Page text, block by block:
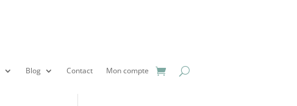
Blog Contact Mon compte